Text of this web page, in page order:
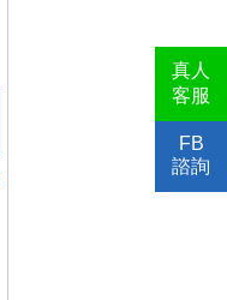
真人
客服
FB
諮詢